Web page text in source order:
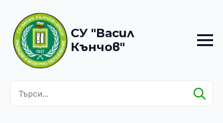
СУ "Васил
Кънчов"